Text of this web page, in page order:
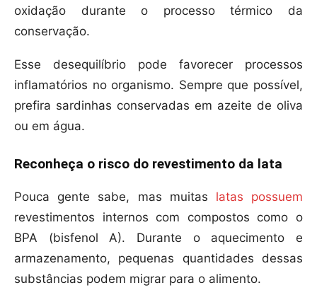
oxidação durante o processo térmico da
conservação.
Esse desequilíbrio pode favorecer processos
inflamatórios no organismo. Sempre que possível,
prefira sardinhas conservadas em azeite de oliva
ou em água.
Reconheça o risco do revestimento da lata
Pouca gente sabe, mas muitas latas possuem
revestimentos internos com compostos como o
BPA (bisfenol A). Durante o aquecimento e
armazenamento, pequenas quantidades dessas
substâncias podem migrar para o alimento.